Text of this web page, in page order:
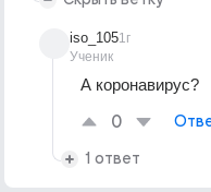
iso_105
Ученик
1г
А коронавирус?
0
1 ответ